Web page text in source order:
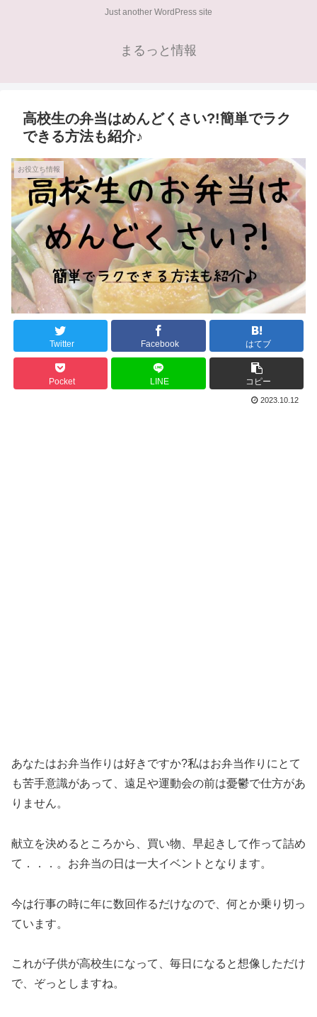
Just another WordPress site
まるっと情報
高校生の弁当はめんどくさい?!簡単でラク
できる方法も紹介♪
お役立ち情報
Twitter Facebook はてブ
Pocket LINE コピー
2023.10.12
あなたはお弁当作りは好きですか?私はお弁当作りにとて
も苦手意識があって、遠足や運動会の前は憂鬱で仕方があ
りません。
献立を決めるところから、買い物、早起きして作って詰め
て．．．。お弁当の日は一大イベントとなります。
今は行事の時に年に数回作るだけなので、何とか乗り切っ
ています。
これが子供が高校生になって、毎日になると想像しただけ
で、ぞっとしますね。